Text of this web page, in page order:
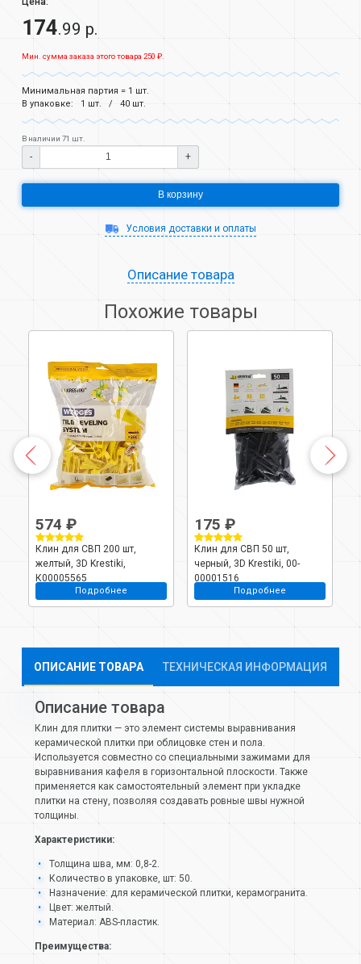
174.99 р.
Мин. сумма заказа этого товара 250 ₽.
Минимальная партия = 1 шт.
В упаковке:
1 шт. 40 шт.
В наличии 71 шт.
- +
В корзину
Условия доставки и оплаты
Описание товара
Похожие товары
574 ₽
Клин для СВП 200 шт,
желтый, 3D Krestiki,
К00005565
Подробнее
175 ₽
Клин для СВП 50 шт,
черный, 3D Krestiki, 00-
00001516
Подробнее
ОПИСАНИЕ ТОВАРА ТЕХНИЧЕСКАЯ ИНФОРМАЦИЯ
Описание товара
Клин для плитки — это элемент системы выравнивания
керамической плитки при облицовке стен и пола.
Используется совместно со специальными зажимами для
выравнивания кафеля в горизонтальной плоскости. Также
применяется как самостоятельный элемент при укладке
плитки на стену, позволяя создавать ровные швы нужной
толщины.
Характеристики:
Толщина шва, мм: 0,8-2.
Количество в упаковке, шт: 50.
Назначение: для керамической плитки, керамогранита.
Цвет: желтый.
Материал: ABS-пластик.
Преимущества: